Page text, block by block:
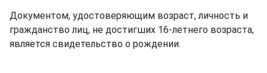
Документом, удостоверяющим возраст, личность и
гражданство лиц, не достигших 16-летнего возраста,
является свидетельство о рождении.